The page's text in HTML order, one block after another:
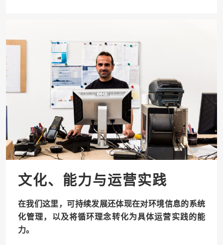
文化、能力与运营实践
在我们这里，可持续发展还体现在对环境信息的系统
化管理，以及将循环理念转化为具体运营实践的能
力。